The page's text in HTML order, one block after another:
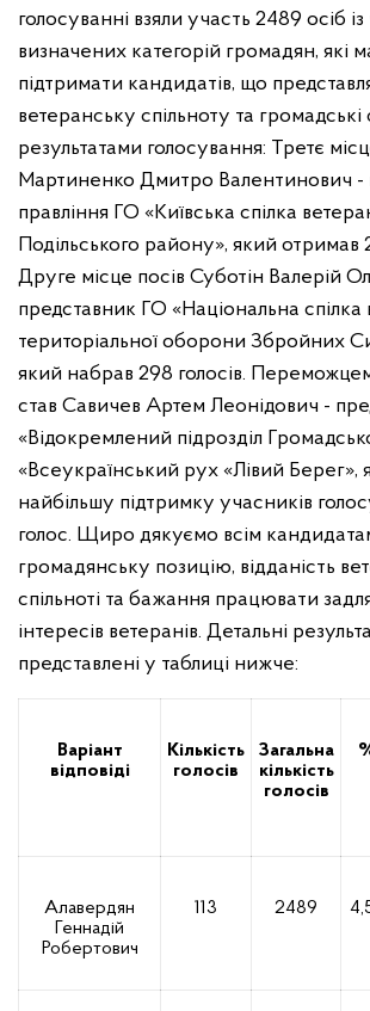
голосуванні взяли участь 2489 осіб
визначених категорій громадян, які
підтримати кандидатів, що
ветеранську спільноту та громадські
результатами голосування: Третє
Мартиненко Дмитро Валентинович -
правління ГО «Київська спілка
Подільського району», який отримав
Друге місце посів Суботін Валерій
представник ГО «Національна спілка
територіальної оборони Збройних
який набрав 298 голосів.
став Савичев Артем Леонідович -
«Відокремлений підрозділ
«Всеукраїнський рух «Лівий Берег»,
найбільшу підтримку учасників
голос. Щиро дякуємо всім
громадянську позицію, відданість
спільноті та бажання працювати
інтересів ветеранів. Детальні
представлені у таблиці нижче:
Варіант
відповіді
Кількість
голосів
Загальна
кількість
голосів
Алавердян
Геннадій
Робертович
113 2489